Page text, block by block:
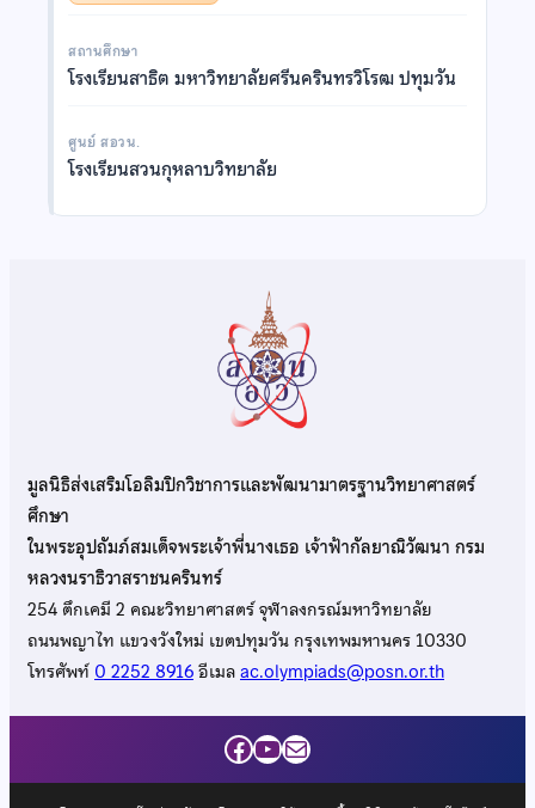
สถานศึกษา
โรงเรียนสาธิต มหาวิทยาลัยศรีนครินทรวิโรฒ ปทุมวัน
ศูนย์ สอวน.
โรงเรียนสวนกุหลาบวิทยาลัย
มูลนิธิส่งเสริมโอลิมปิกวิชาการและพัฒนามาตรฐานวิทยาศาสตร์
ศึกษา
ในพระอุปถัมภ์สมเด็จพระเจ้าพี่นางเธอ เจ้าฟ้ากัลยาณิวัฒนา กรม
หลวงนราธิวาสราชนครินทร์
254 ตึกเคมี 2 คณะวิทยาศาสตร์ จุฬาลงกรณ์มหาวิทยาลัย
ถนนพญาไท แขวงวังใหม่ เขตปทุมวัน กรุงเทพมหานคร 10330
โทรศัพท์0 2252 8916อีเมลac.olympiads@posn.or.th
Facebook
YouTube
Mail